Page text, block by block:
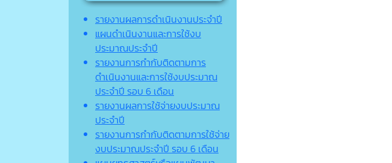
รายงานผลการดำเนินงานประจำปี
แผนดำเนินงานและการใช้งบ
ประมาณประจำปี
รายงานการกำกับติดตามการ
ดำเนินงานและการใช้งบประมาณ
ประจำปี รอบ 6 เดือน
รายงานผลการใช้จ่ายงบประมาณ
ประจำปี
รายงานการกำกับติดตามการใช้จ่าย
งบประมาณประจำปี รอบ 6 เดือน